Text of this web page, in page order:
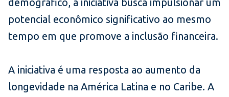
demográfico, a iniciativa busca impulsionar um
potencial econômico significativo ao mesmo
tempo em que promove a inclusão financeira.
A iniciativa é uma resposta ao aumento da
longevidade na América Latina e no Caribe. A